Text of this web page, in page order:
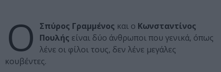
Ο Σπύρος Γραμμένος και ο Κωνσταντίνος
Πουλής είναι δύο άνθρωποι που γενικά, όπως
λένε οι φίλοι τους, δεν λένε μεγάλες
κουβέντες.